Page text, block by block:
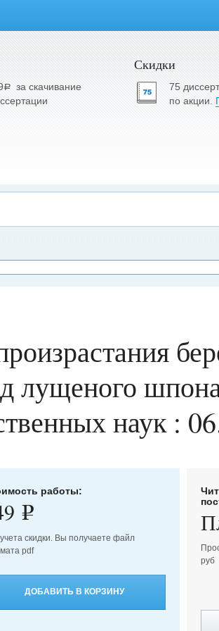
a за скачивание
Скидки
75
по акции.
лущеного
наук :
работы:
e
скидки. Вы получаете файл
pdf
ДОБАВИТЬ В КОРЗИНУ
руб